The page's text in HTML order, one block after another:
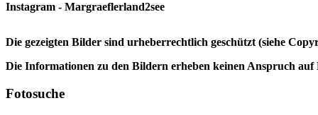
Instagram - Margraeflerland2see
Die gezeigten Bilder sind urheberrechtlich geschützt (siehe
Die Informationen zu den Bildern erheben keinen Anspruch
Fotosuche